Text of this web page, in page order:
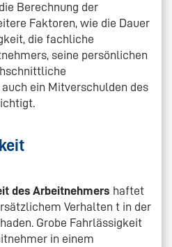
Berechnung der
Faktoren, wie die Dauer
die fachliche
seine persönlichen
ein Mitverschulden des
des Arbeitnehmers haftet
Verhalten t in der
Grobe Fahrlässigkeit
in einem